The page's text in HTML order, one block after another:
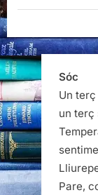
Sóc
Un
un terç
Pare,